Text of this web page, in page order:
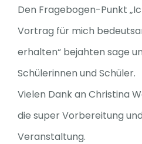
Den Fragebogen-Punkt
Vortrag für mich
erhalten“ bejahten sage
Schülerinnen und Schüler.
Vielen Dank an Christina
die super Vorbereitung
Veranstaltung.